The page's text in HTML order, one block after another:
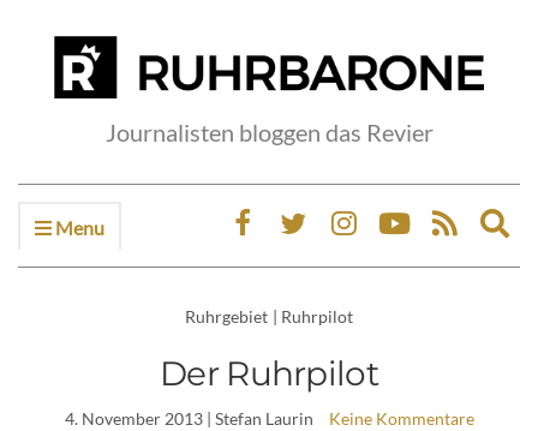
Journalisten bloggen das Revier
Menu
Ruhrgebiet | Ruhrpilot
Der Ruhrpilot
4. November 2013| Stefan Laurin Keine Kommentare